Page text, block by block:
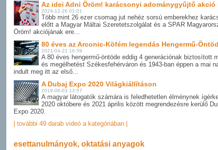
Az idei Adni Öröm! karácsonyi adománygyűjtő akció
2024-12-26 01:01
Több mint 26 ezer csomag jut nehéz sorsú emberekhez
előtt a Magyar Máltai Szeretetszolgálat és a SPAR
Öröm! akciójának ere...
80 éves az Arconic-Köfém legendás Hengermű-
2021-04-21 16:59
A 80 éves hengermű-öntöde eddig 4 generációnak biztosított
és megélhetést Székesfehérváron és 1943-ban éppen a mai
indult meg itt az első...
A Dubaj Expo 2020 Világkiállításon
2019-06-03 13:57
A magyar látogatók számára is feledhetetlen élménynek
2020 októbere és 2021 április között megrendezésre kerülő
Expo 2020.
| további 49 darab videó a kategóriában |
esettanulmányok, oktatási anyagok